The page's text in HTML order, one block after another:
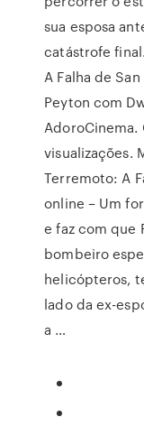
sua esposa
catástrofe
A Falha de
Peyton com
AdoroCinema.
visualizações.
Terremoto: A
online – Um
e faz com que
bombeiro
helicópteros,
lado da ex-
a …